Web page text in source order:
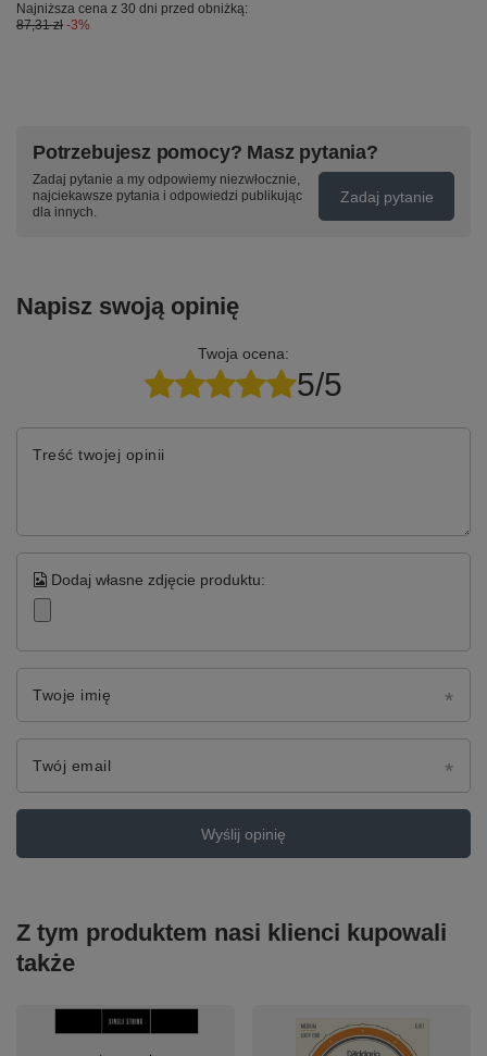
Najniższa cena z 30 dni przed obniżką:
87,31 zł -3%
Potrzebujesz pomocy? Masz pytania?
Zadaj pytanie a my odpowiemy niezwłocznie,
najciekawsze pytania i odpowiedzi publikując
dla innych.
Zadaj pytanie
Napisz swoją opinię
Twoja ocena:
5/5
Treść twojej opinii
Dodaj własne zdjęcie produktu:
Twoje imię
Twój email
Wyślij opinię
Z tym produktem nasi klienci kupowali
także